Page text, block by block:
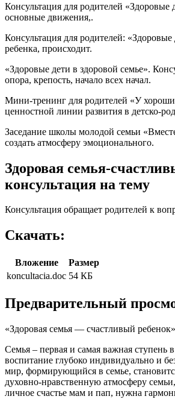
Консультация для родителей
основные движения,.
Консультация для родителей:
ребенка, происходит.
«Здоровые дети в здоровой семье».
опора, крепость, начало всех начал.
Мини-тренинг для родителей «У
ценностной линии развития в детско-
Заседание школы молодой семьи
создать атмосферу эмоционального.
Здоровая семья-
консультация на тему
Консультация обращает родителей к
Скачать:
Вложение
Размер
koncultacia.doc 54 КБ
Предварительный
«Здоровая семья — счастливый ребенок»
Семья – первая и самая важная ступень
воспитание глубоко индивидуально и
мир, формирующийся в семье,
духовно-нравственную атмосферу
личное счастье мам и пап, нужна